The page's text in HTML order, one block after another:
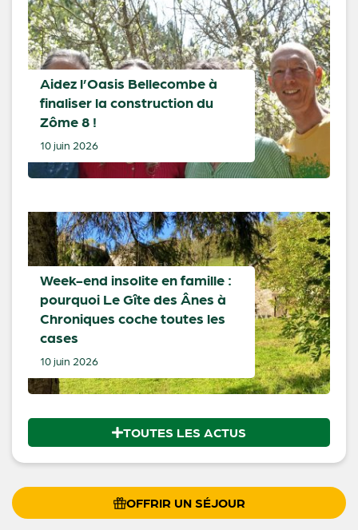
Aidez l’Oasis Bellecombe à
finaliser la construction du
Zôme 8 !
10 juin 2026
Week-end insolite en famille :
pourquoi Le Gîte des Ânes à
Chroniques coche toutes les
cases
10 juin 2026
TOUTES LES ACTUS
OFFRIR UN SÉJOUR